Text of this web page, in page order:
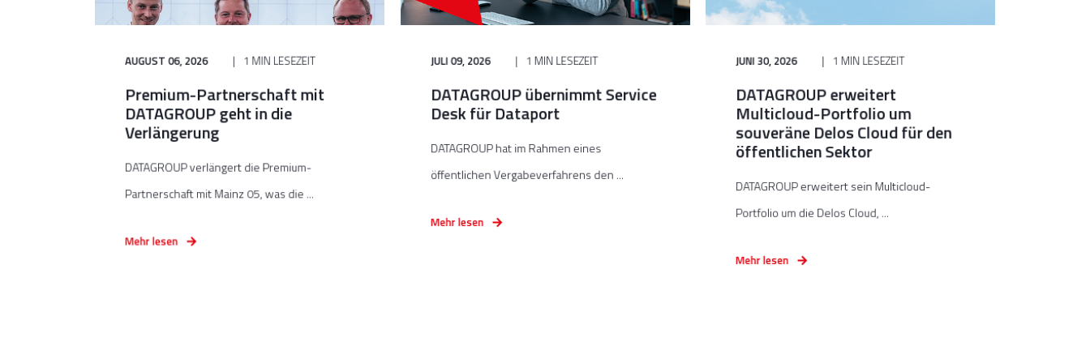
AUGUST 06, 2026 1 MIN LESEZEIT
Premium-Partnerschaft mit
DATAGROUP geht in die
Verlängerung
DATAGROUP verlängert die Premium-
Partnerschaft mit Mainz 05, was die ...
Mehr lesen
JULI 09, 2026 1 MIN LESEZEIT
DATAGROUP übernimmt Service
Desk für Dataport
DATAGROUP hat im Rahmen eines
öffentlichen Vergabeverfahrens den ...
Mehr lesen
JUNI 30, 2026 1 MIN LESEZEIT
DATAGROUP erweitert
Multicloud-Portfolio um
souveräne Delos Cloud für den
öffentlichen Sektor
DATAGROUP erweitert sein Multicloud-
Portfolio um die Delos Cloud, ...
Mehr lesen